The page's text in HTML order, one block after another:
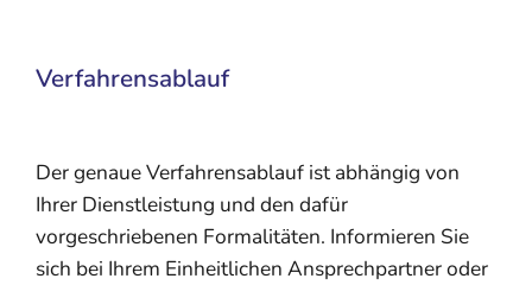
Verfahrensablauf
Der genaue Verfahrensablauf ist abhängig von
Ihrer Dienstleistung und den dafür
vorgeschriebenen Formalitäten. Informieren Sie
sich bei Ihrem Einheitlichen Ansprechpartner oder